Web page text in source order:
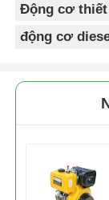
Động cơ thiết
động cơ